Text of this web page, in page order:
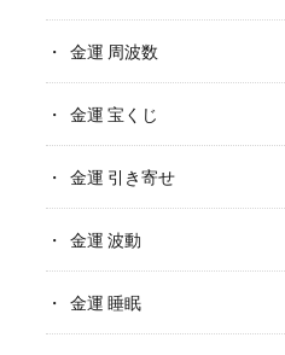
金運 周波数
金運 宝くじ
金運 引き寄せ
金運 波動
金運 睡眠